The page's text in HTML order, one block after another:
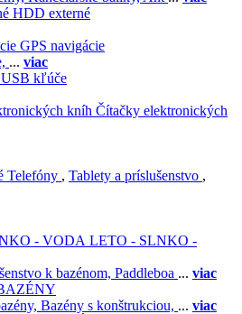
HDD externé
GPS navigácie
... viac
USB kľúče
Čítačky elektronických
Telefóny , Tablety a príslušenstvo ,
LETO - SLNKO -
k bazénom, Paddleboa ... viac
Bazény s konštrukciou, ... viac